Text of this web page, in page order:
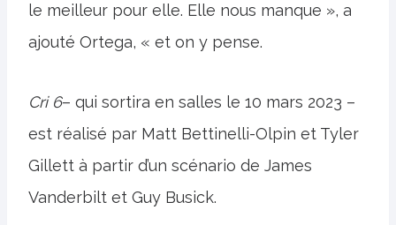
le meilleur pour elle. Elle nous manque », a
ajouté Ortega, « et on y pense.
Cri 6– qui sortira en salles le 10 mars 2023 –
est réalisé par Matt Bettinelli-Olpin et Tyler
Gillett à partir d’un scénario de James
Vanderbilt et Guy Busick.